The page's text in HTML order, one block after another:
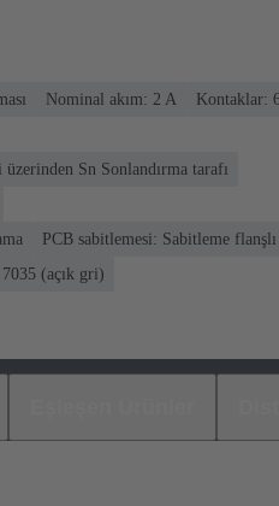
Nominal akım: ‌2 A
Kontaklar:
Sn Sonlandırma tarafı
PCB sabitlemesi: Sabitleme flanşlı
(açık gri)